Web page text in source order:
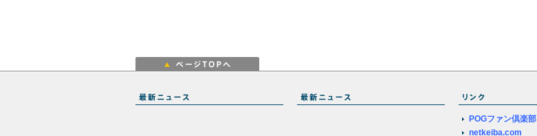
POGファン倶楽部
netkeiba.com